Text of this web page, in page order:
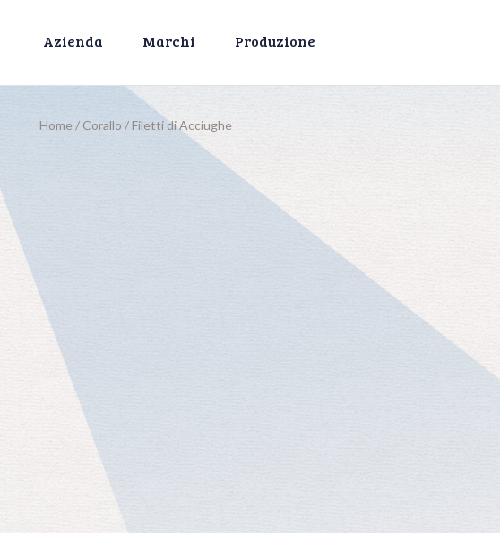
Azienda Marchi Produzione
Home/ Corallo /Filetti di Acciughe